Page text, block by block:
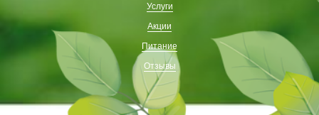
Услуги
Акции
Питание
Отзывы